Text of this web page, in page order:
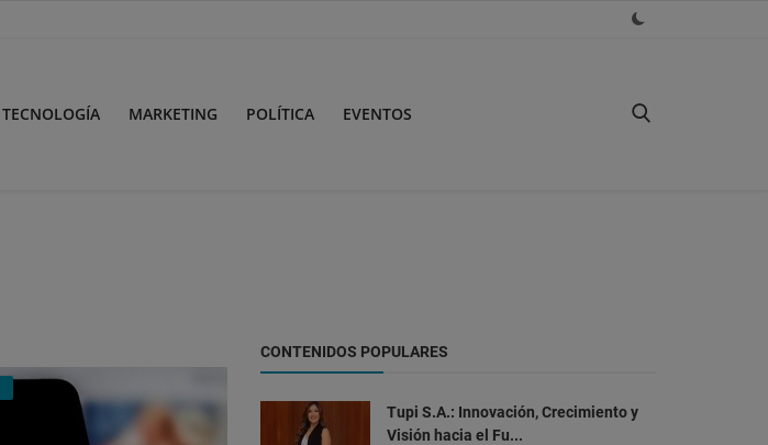
TECNOLOGÍA MARKETING POLÍTICA EVENTOS
CONTENIDOS POPULARES
Tupi S.A.: Innovación, Crecimiento y
Visión hacia el Fu...